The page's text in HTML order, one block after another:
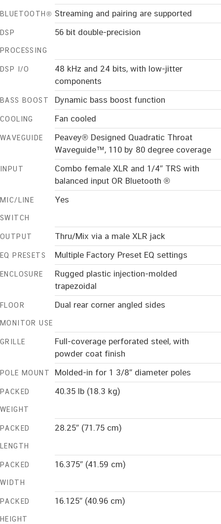
BLUETOOTH® Streaming and pairing are supported
DSP
PROCESSING
56 bit double-precision
DSP I/O
48 kHz and 24 bits, with low-jitter
components
BASS BOOST Dynamic bass boost function
COOLING Fan cooled
WAVEGUIDE
Peavey® Designed Quadratic Throat
Waveguide™, 110 by 80 degree coverage
INPUT
Combo female XLR and 1/4″ TRS with
balanced input OR Bluetooth ®
MIC/LINE
SWITCH
Yes
OUTPUT Thru/Mix via a male XLR jack
EQ PRESETS Multiple Factory Preset EQ settings
ENCLOSURE
Rugged plastic injection-molded
trapezoidal
FLOOR
MONITOR USE
Dual rear corner angled sides
GRILLE
Full-coverage perforated steel, with
powder coat finish
POLE MOUNT Molded-in for 1 3/8″ diameter poles
PACKED
WEIGHT
40.35 lb (18.3 kg)
PACKED
LENGTH
28.25″ (71.75 cm)
PACKED
WIDTH
16.375″ (41.59 cm)
PACKED
HEIGHT
16.125″ (40.96 cm)